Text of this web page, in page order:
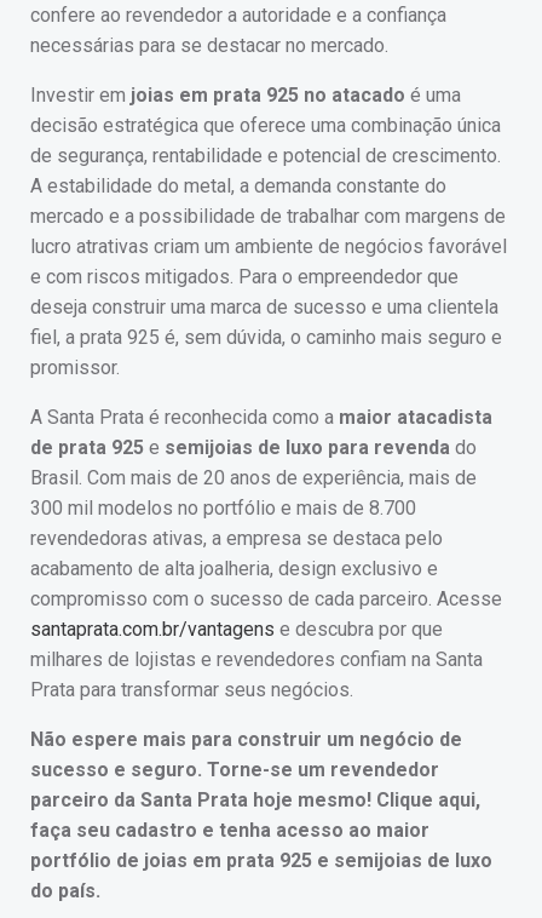
confere ao revendedor a autoridade e a confiança
necessárias para se destacar no mercado.
Investir em joias em prata 925 no atacado é uma
decisão estratégica que oferece uma combinação única
de segurança, rentabilidade e potencial de crescimento.
A estabilidade do metal, a demanda constante do
mercado e a possibilidade de trabalhar com margens de
lucro atrativas criam um ambiente de negócios favorável
e com riscos mitigados. Para o empreendedor que
deseja construir uma marca de sucesso e uma clientela
fiel, a prata 925 é, sem dúvida, o caminho mais seguro e
promissor.
A Santa Prata é reconhecida como a maior atacadista
de prata 925 e semijoias de luxo para revenda do
Brasil. Com mais de 20 anos de experiência, mais de
300 mil modelos no portfólio e mais de 8.700
revendedoras ativas, a empresa se destaca pelo
acabamento de alta joalheria, design exclusivo e
compromisso com o sucesso de cada parceiro. Acesse
santaprata.com.br/vantagens e descubra por que
milhares de lojistas e revendedores confiam na Santa
Prata para transformar seus negócios.
Não espere mais para construir um negócio de
sucesso e seguro. Torne-se um revendedor
parceiro da Santa Prata hoje mesmo! Clique aqui,
faça seu cadastro e tenha acesso ao maior
portfólio de joias em prata 925 e semijoias de luxo
do país.